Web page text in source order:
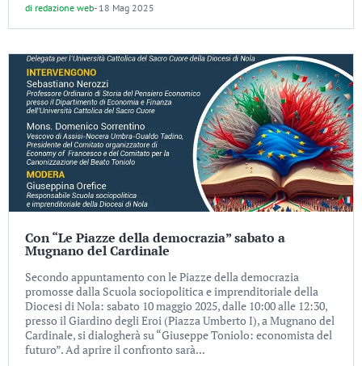
di redazione web- 18 Mag 2025
Con “Le Piazze della democrazia” sabato a
Mugnano del Cardinale
Secondo appuntamento con le Piazze della democrazia
promosse dalla Scuola sociopolitica e imprenditoriale della
Diocesi di Nola: sabato 10 maggio 2025, dalle 10:00 alle 12:30,
presso il Giardino degli Eroi (Piazza Umberto I), a Mugnano del
Cardinale, si dialogherà su “Giuseppe Toniolo: economista del
futuro”. Ad aprire il confronto sarà...